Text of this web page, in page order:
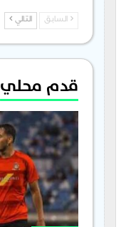
السابق التالي
قدم محلي